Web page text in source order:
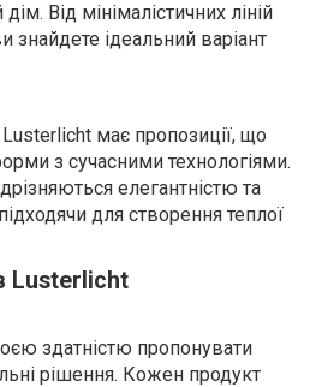
Від мінімалістичних ліній
знайдете ідеальний варіант
має пропозиції, що
з сучасними технологіями.
елегантністю та
для створення теплої
Lusterlicht
здатністю пропонувати
рішення. Кожен продукт